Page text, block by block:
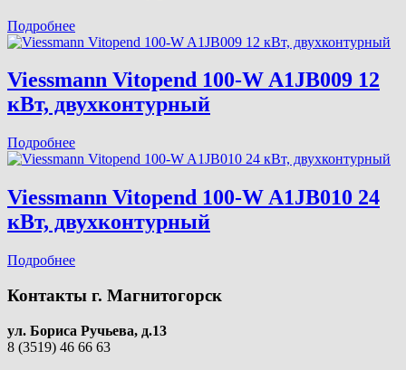
Подробнее
Viessmann Vitopend 100-W A1JB009 12
кВт, двухконтурный
Подробнее
Viessmann Vitopend 100-W A1JB010 24
кВт, двухконтурный
Подробнее
Контакты г. Магнитогорск
ул. Бориса Ручьева, д.13
8 (3519) 46 66 63